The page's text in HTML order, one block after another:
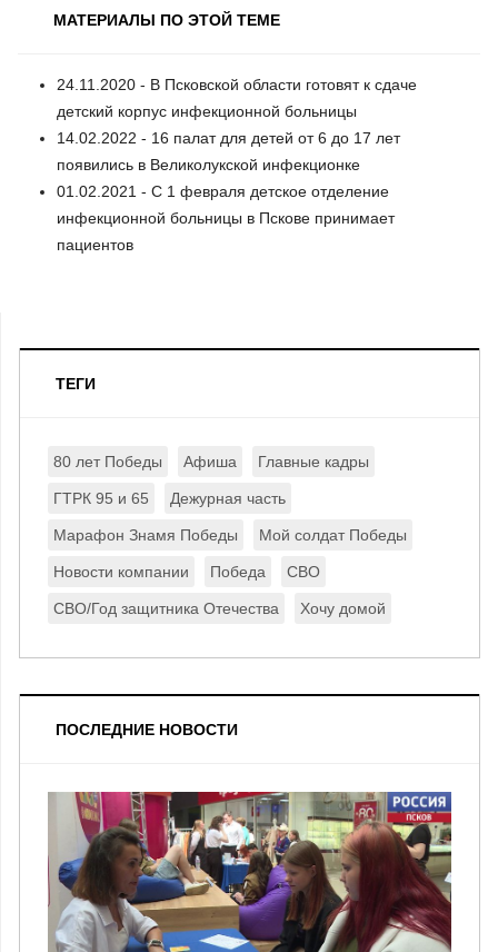
МАТЕРИАЛЫ ПО ЭТОЙ ТЕМЕ
24.11.2020 - В Псковской области готовят к сдаче
детский корпус инфекционной больницы
14.02.2022 - 16 палат для детей от 6 до 17 лет
появились в Великолукской инфекционке
01.02.2021 - С 1 февраля детское отделение
инфекционной больницы в Пскове принимает
пациентов
ТЕГИ
80 лет Победы Афиша Главные кадры
ГТРК 95 и 65 Дежурная часть
Марафон Знамя Победы Мой солдат Победы
Новости компании Победа СВО
СВО/Год защитника Отечества Хочу домой
ПОСЛЕДНИЕ НОВОСТИ